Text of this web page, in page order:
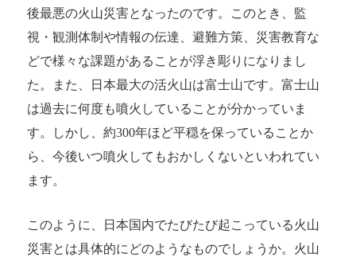
後最悪の火山災害となったのです。このとき、監
視・観測体制や情報の伝達、避難方策、災害教育な
どで様々な課題があることが浮き彫りになりまし
た。また、日本最大の活火山は富士山です。富士山
は過去に何度も噴火していることが分かっていま
す。しかし、約300年ほど平穏を保っていることか
ら、今後いつ噴火してもおかしくないといわれてい
ます。
このように、日本国内でたびたび起こっている火山
災害とは具体的にどのようなものでしょうか。火山